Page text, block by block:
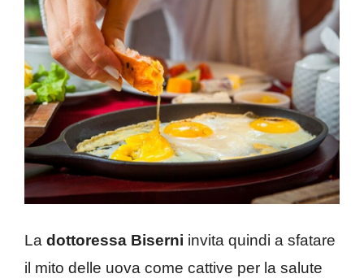
La dottoressa Biserni invita quindi a sfatare
il mito delle uova come cattive per la salute